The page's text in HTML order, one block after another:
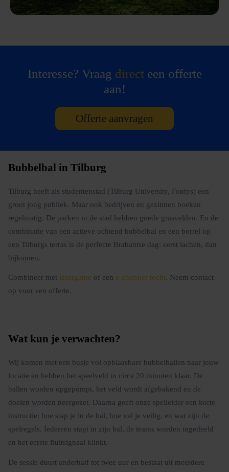
Interesse? Vraag directeen offerte
aan!
Offerte aanvragen
Bubbelbal in Tilburg
Tilburg heeft als studentenstad (Tilburg University, Fontys) een
groot jong publiek. Maar ook bedrijven en gezinnen boeken
regelmatig. De parken in de stad hebben goede grasvelden. En de
combinatie van een actieve ochtend bubbelbal en een borrel op
een Tilburgs terras is de perfecte Brabantse dag: eerst lachen, dan
bijkomen.
Combineer met lasergame of een e-chopper tocht. Neem contact
op voor een offerte.
Wat kun je verwachten?
Wij komen met een busje vol opblaasbare bubbelballen naar jouw
locatie en hebben het speelveld in circa 20 minuten klaar. De
ballen worden opgepompt, het veld wordt afgebakend en de
doelen worden neergezet. Daarna geeft onze spelleider een korte
instructie: hoe stap je in de bal, hoe val je veilig, en wat zijn de
spelregels. Iedereen stapt in zijn bal, de teams worden ingedeeld
en het eerste fluitsignaal klinkt.
De sessie duurt anderhalf tot twee uur en bestaat uit meerdere